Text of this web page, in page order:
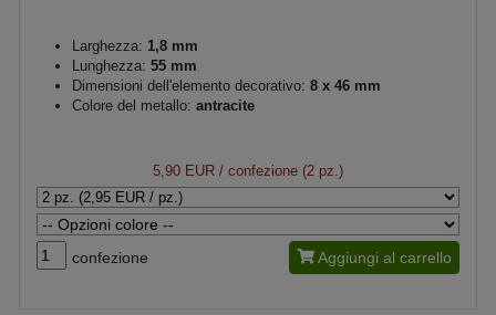
Larghezza: 1,8 mm
Lunghezza: 55 mm
Dimensioni dell'elemento decorativo: 8 x 46 mm
Colore del metallo: antracite
5,90 EUR / confezione (2 pz.)
confezione Aggiungi al carrello